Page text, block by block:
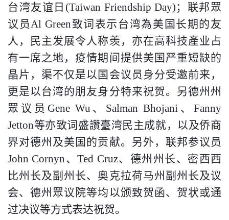
台湾友谊日 (Taiwan Friendship Day)；联邦眾
议员 Al Green 致词表示台湾為美国长期的友
人，民主发展令人称羡，亦在高科技產业占
有一席之地，疫情期间提供美国严重短缺的
晶片，渠不仅是以国会议员身分受邀前来，
更是以台湾的朋友身分特来祝贺。另德州州
眾议员 Gene Wu 、 Salman Bhojani 、Fanny
Jetton等亦致词盛讚臺湾民主成就，以及侨商
界对德州及美国的贡献。另外，联邦参议员
John Cornyn 、Ted Cruz、德州州长、密西西
比州长及副州长、奥克拉荷马州副州长及议
会、德州眾议院等均以颁致贺函、贺状或通
过决议等方式表达祝贺。